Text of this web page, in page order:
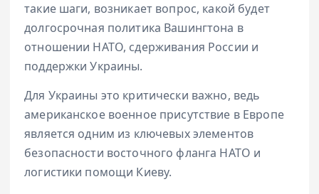
такие шаги, возникает вопрос, какой будет
долгосрочная политика Вашингтона в
отношении НАТО, сдерживания России и
поддержки Украины.
Для Украины это критически важно, ведь
американское военное присутствие в Европе
является одним из ключевых элементов
безопасности восточного фланга НАТО и
логистики помощи Киеву.